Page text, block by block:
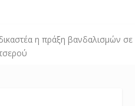
η πράξη βανδαλισμών σε